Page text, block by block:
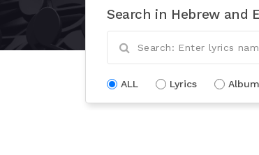
Search in Hebrew and
ALL Lyrics